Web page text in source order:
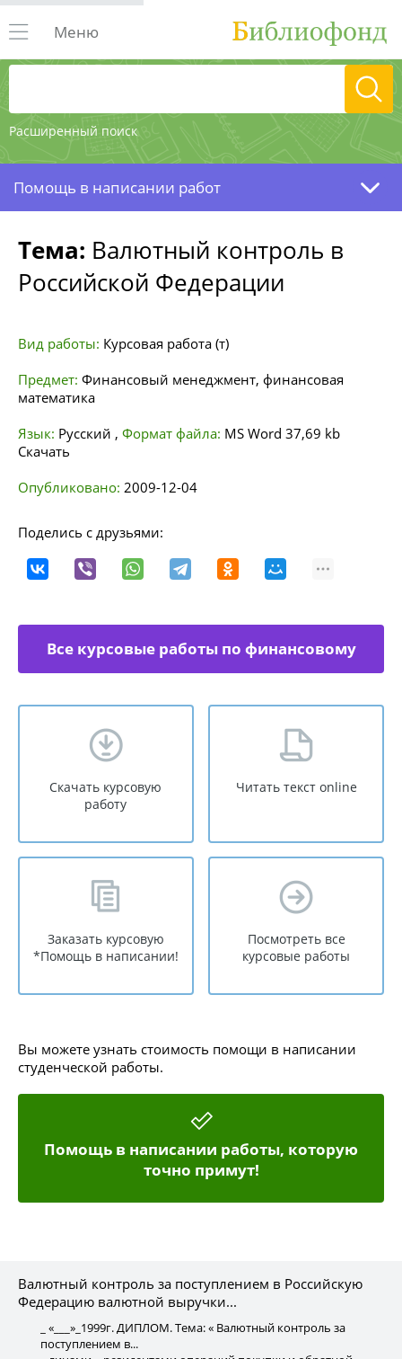
Расширенный поиск
Меню
Помощь в написании работ
Тема: Валютный контроль в
Российской Федерации
Вид работы: Курсовая работа (т)
Предмет: Финансовый менеджмент, финансовая
математика
Язык: Русский , Формат файла: MS Word 37,69 kb
Скачать
Опубликовано: 2009-12-04
Поделись с друзьями:
Все курсовые работы по финансовому
Скачать курсовую
работу
Читать текст online
Заказать курсовую
*Помощь в написании!
Посмотреть все
курсовые работы
Вы можете узнать стоимость помощи в написании
студенческой работы.
Помощь в написании работы, которую
точно примут!
Валютный контроль за поступлением в Российскую
Федерацию валютной выручки...
_ «___»_1999г. ДИПЛОМ. Тема: « Валютный контроль за
поступлением в...